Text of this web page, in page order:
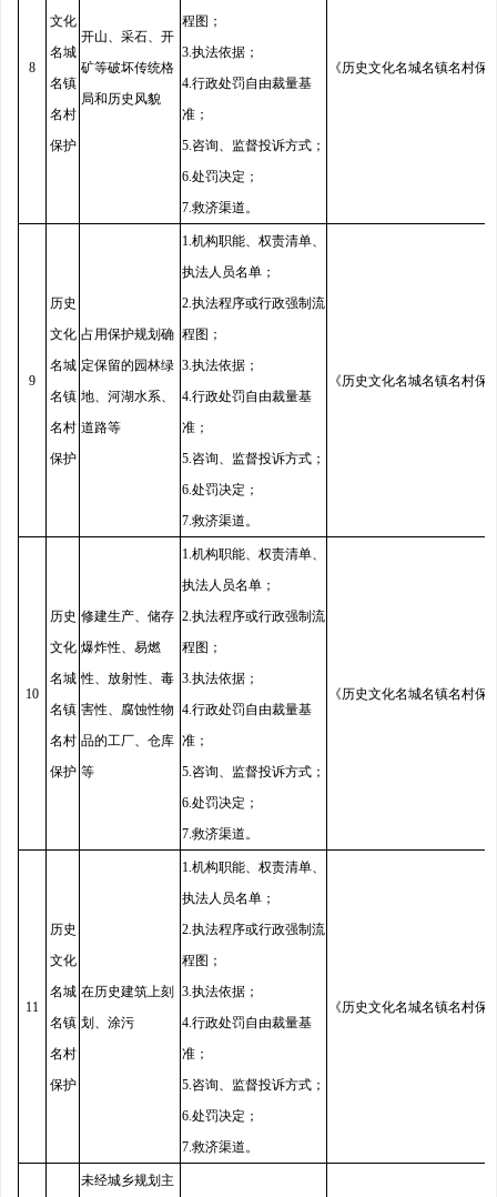
8
文化
名城
名镇
名村
保护
开山、采石、开
矿等破坏传统格
局和历史风貌
程图；
3.执法依据；
4.行政处罚自由裁量基
准；
5.咨询、监督投诉方式；
6.处罚决定；
7.救济渠道。
《历史文化名城名镇名村保
9
历史
文化
名城
名镇
名村
保护
占用保护规划确
定保留的园林绿
地、河湖水系、
道路等
1.机构职能、权责清单、
执法人员名单；
2.执法程序或行政强制流
程图；
3.执法依据；
4.行政处罚自由裁量基
准；
5.咨询、监督投诉方式；
6.处罚决定；
7.救济渠道。
《历史文化名城名镇名村保
10
历史
文化
名城
名镇
名村
保护
修建生产、储存
爆炸性、易燃
性、放射性、毒
害性、腐蚀性物
品的工厂、仓库
等
1.机构职能、权责清单、
执法人员名单；
2.执法程序或行政强制流
程图；
3.执法依据；
4.行政处罚自由裁量基
准；
5.咨询、监督投诉方式；
6.处罚决定；
7.救济渠道。
《历史文化名城名镇名村保
11
历史
文化
名城
名镇
名村
保护
在历史建筑上刻
划、涂污
1.机构职能、权责清单、
执法人员名单；
2.执法程序或行政强制流
程图；
3.执法依据；
4.行政处罚自由裁量基
准；
5.咨询、监督投诉方式；
6.处罚决定；
7.救济渠道。
《历史文化名城名镇名村保
未经城乡规划主